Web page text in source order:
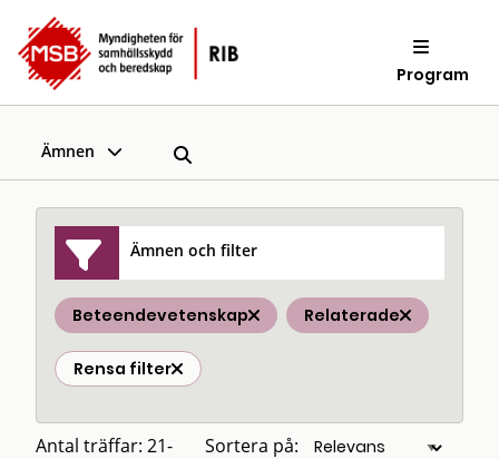
Program
Ämnen
Ämnen och filter
Beteendevetenskap Relaterade
Rensa filter
Antal träffar: 21-
Sortera på: